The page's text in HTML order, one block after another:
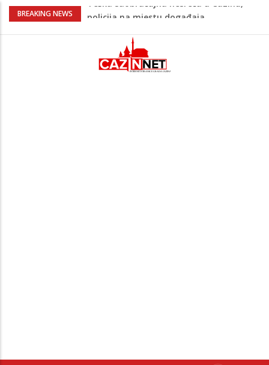
BREAKING NEWS
Ovo je 24-godišnji mladić koji je izgubio
Na Ahiret preselio LJUBIJANKIĆ (Hasan)
Na Ahiret preselio HALILOVIĆ (Smajil)